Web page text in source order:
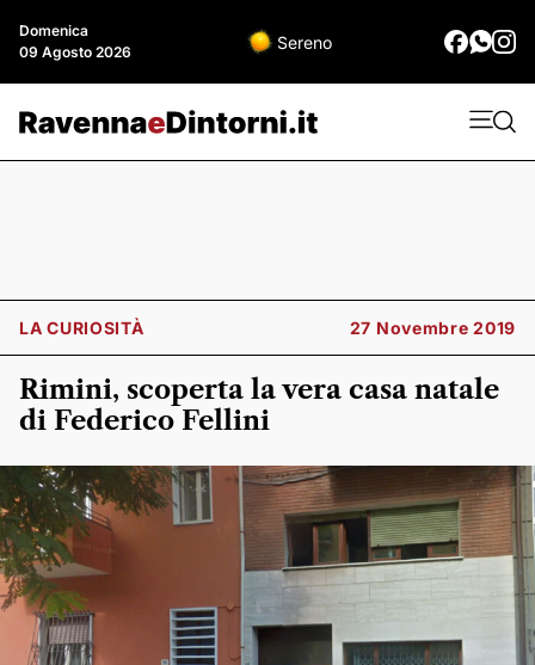
Domenica
09 Agosto 2026
Sereno
LA CURIOSITÀ 27 Novembre 2019
Rimini, scoperta la vera casa natale
di Federico Fellini